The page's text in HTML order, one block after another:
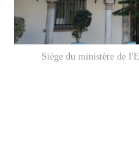
Siège du ministère de